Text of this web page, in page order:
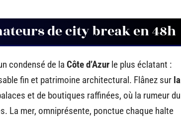
de city break en 48h
condensé de la Côte d’Azur le plus éclatant :
fin et patrimoine architectural. Flânez sur la
et de boutiques raffinées, où la rumeur du
La mer, omniprésente, ponctue chaque halte